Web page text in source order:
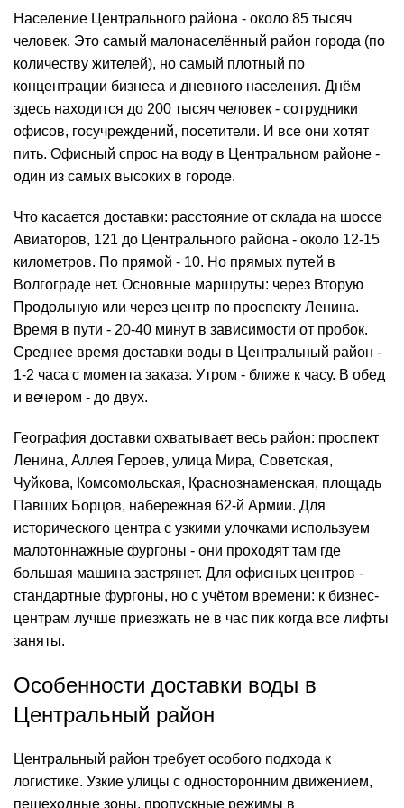
Население Центрального района - около 85 тысяч
человек. Это самый малонаселённый район города (по
количеству жителей), но самый плотный по
концентрации бизнеса и дневного населения. Днём
здесь находится до 200 тысяч человек - сотрудники
офисов, госучреждений, посетители. И все они хотят
пить. Офисный спрос на воду в Центральном районе -
один из самых высоких в городе.
Что касается доставки: расстояние от склада на шоссе
Авиаторов, 121 до Центрального района - около 12-15
километров. По прямой - 10. Но прямых путей в
Волгограде нет. Основные маршруты: через Вторую
Продольную или через центр по проспекту Ленина.
Время в пути - 20-40 минут в зависимости от пробок.
Среднее время доставки воды в Центральный район -
1-2 часа с момента заказа. Утром - ближе к часу. В обед
и вечером - до двух.
География доставки охватывает весь район: проспект
Ленина, Аллея Героев, улица Мира, Советская,
Чуйкова, Комсомольская, Краснознаменская, площадь
Павших Борцов, набережная 62-й Армии. Для
исторического центра с узкими улочками используем
малотоннажные фургоны - они проходят там где
большая машина застрянет. Для офисных центров -
стандартные фургоны, но с учётом времени: к бизнес-
центрам лучше приезжать не в час пик когда все лифты
заняты.
Особенности доставки воды в
Центральный район
Центральный район требует особого подхода к
логистике. Узкие улицы с односторонним движением,
пешеходные зоны, пропускные режимы в